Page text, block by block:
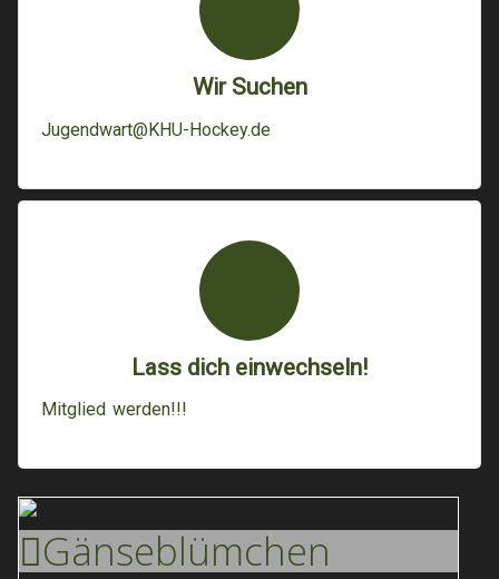
Wir Suchen
Jugendwart@KHU-Hockey.de
Lass dich einwechseln!
Mitglied werden!!!
GänseBlümchen